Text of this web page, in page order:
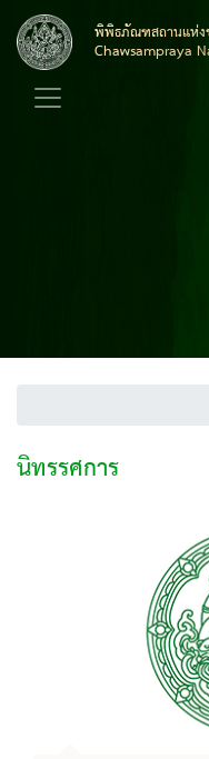
พิพิธภัณฑสถานแห่ง
Chawsampraya
นิทรรศการ